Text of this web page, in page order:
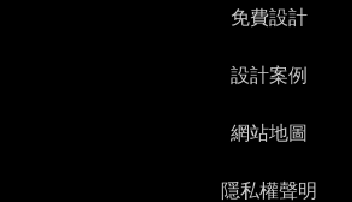
免費設計
設計案例
網站地圖
隱私權聲明